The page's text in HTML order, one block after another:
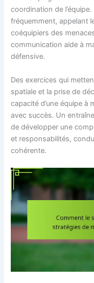
coordination de
fréquemment, appelant
coéquipiers des
communication aide à
défensive.
Des exercices qui
spatiale et la prise de
capacité d’une équipe
avec succès. Un
de développer une
et responsabilités,
cohérente.